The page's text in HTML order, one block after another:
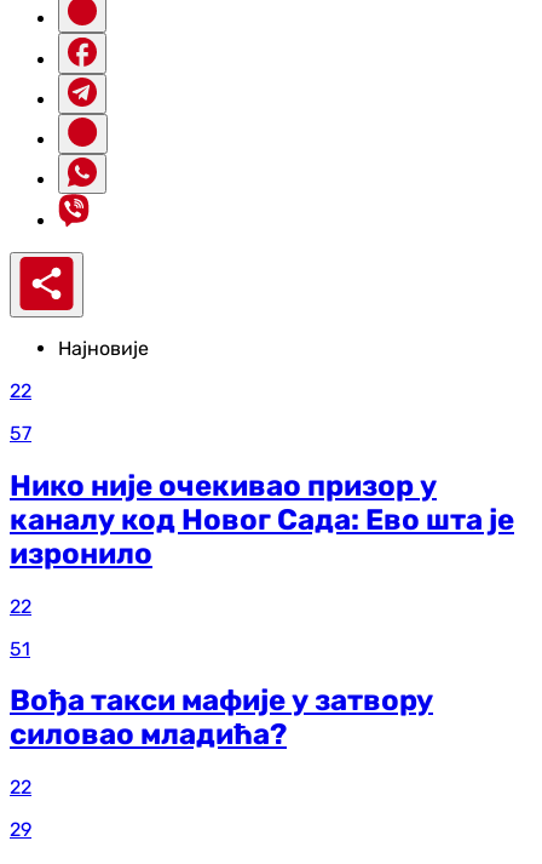
Најновије
22
57
Нико није очекивао призор у
каналу код Новог Сада: Ево шта је
изронило
22
51
Вођа такси мафије у затвору
силовао младића?
22
29